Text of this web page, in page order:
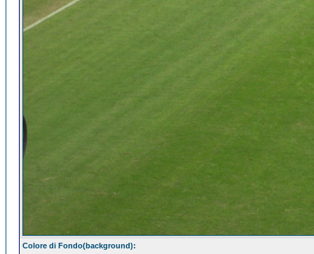
Colore di Fondo(background):